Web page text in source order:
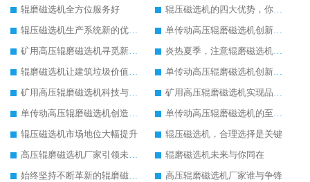
辊磨磁选机全方位服务好
辊压磁选机的四大优势，你了解吗
辊压磁选机生产系统新的优化改造
单传动高压辊磨磁选机创新造就新发展
矿用高压辊磨磁选机寻觅新的发展途径
炎热夏季，注意辊磨磁选机的润滑油更换
辊磨磁选机让建筑垃圾价值升级
单传动高压辊磨磁选机创新造就新发展
矿用高压辊磨磁选机科技与品质同行
矿用高压辊磨磁选机实现品质革命生产
单传动高压辊磨磁选机创造更高价值
单传动高压辊磨磁选机的至高荣誉
辊压磁选机市场地位大幅提升
辊压磁选机，合理选择是关键
高压辊磨磁选机厂家引领未来发展
辊磨磁选机未来与你同在
始终坚持不断革新的辊磨磁选机
高压辊磨磁选机厂家谁与争锋